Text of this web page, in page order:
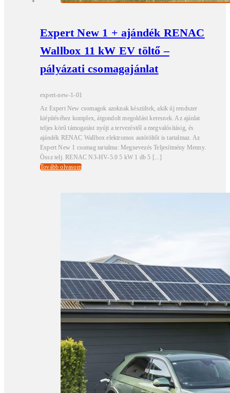
Expert New 1 + ajándék RENAC
Wallbox 11 kW EV töltő –
pályázati csomagajánlat
expert-new-1-01
Az Expert New csomagok azoknak készültek, akik új rendszer
kiépítéséhez komplex, átgondolt megoldást keresnek. Az ajánlat
teljes körű támogatást nyújt a tervezéstől a megvalósításig, és
ajándék RENAC Wallbox elektromos autótöltőt is tartalmaz. Az
Expert New 1 csomag tartalma: Megnevezés Teljesítmény Menny.
Össz telj. RENAC N3-HV-5.0 5 kW 1 db 5 [...]
Tovább olvasom